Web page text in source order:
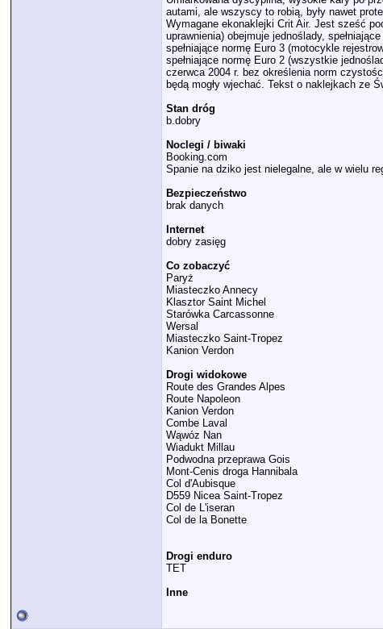
autami, ale wszyscy to robią, były nawet
Wymagane ekonaklejki Crit Air. Jest sześć
uprawnienia) obejmuje jednoślady,
spełniające normę Euro 3 (motocykle
spełniające normę Euro 2 (wszystkie
czerwca 2004 r. bez określenia norm
będą mogły wjechać. Tekst o naklejkach ze
Stan dróg
b.dobry
Noclegi / biwaki
Booking.com
Spanie na dziko jest nielegalne, ale w wielu
Bezpieczeństwo
brak danych
Internet
dobry zasięg
Co zobaczyć
Paryż
Miasteczko Annecy
Klasztor Saint Michel
Starówka Carcassonne
Wersal
Miasteczko Saint-Tropez
Kanion Verdon
Drogi widokowe
Route des Grandes Alpes
Route Napoleon
Kanion Verdon
Combe Laval
Wąwóz Nan
Wiadukt Millau
Podwodna przeprawa Gois
Mont-Cenis droga Hannibala
Col d'Aubisque
D559 Nicea Saint-Tropez
Col de L'iseran
Col de la Bonette
Drogi enduro
TET
Inne